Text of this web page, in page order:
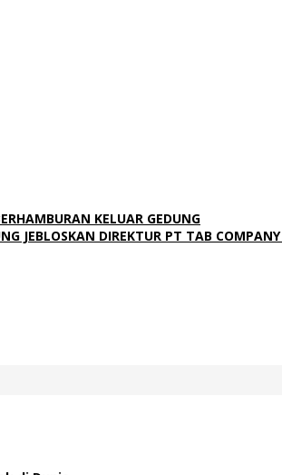
KELUAR GEDUNG
JEBLOSKAN DIREKTUR PT TAB COMPANY